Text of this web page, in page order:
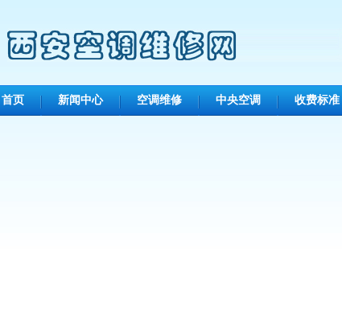
首页 新闻中心 空调维修 中央空调 收费标准